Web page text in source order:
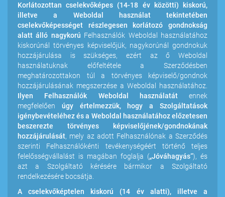
Korlátozottan cselekvőképes (14-18 év közötti) kiskorú,
illetve a Weboldal használat tekintetében
cselekvőképességet részlegesen korlátozó gondnokság
alatt álló nagykorú Felhasználók Weboldal használatához
kiskorúnál törvényes képviselőjük, nagykorúnál gondnokuk
hozzájárulása is szükséges, ezért az ő Weboldal
használatuknak előfeltétele a Szerződésben
meghatározottakon túl a törvényes képviselő/gondnok
hozzájárulásának megszerzése a Weboldal használatához.
Ilyen Felhasználók Weboldal használatátennek
megfelelően úgy értelmezzük, hogy a Szolgáltatások
igénybevételéhez és a Weboldal használatához előzetesen
beszerezte törvényes képviselőjének/gondnokának
hozzájárulását, mely az adott Felhasználónak a Szerződés
szerinti Felhasználókénti tevékenységéért történő teljes
felelősségvállalást is magában foglalja („Jóváhagyás“), és
azt a Szolgáltató kérésére bármikor a Szolgáltató
rendelkezésére bocsátja.
A cselekvőképtelen kiskorú (14 év alatti), illetve a